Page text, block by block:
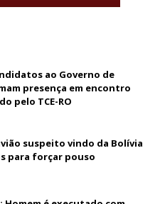
ao Governo de
presença em encontro
pelo TCE-RO
suspeito vindo da Bolívia
para forçar pouso